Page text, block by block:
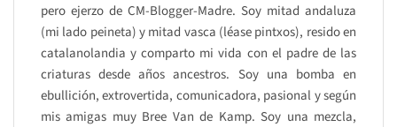
pero ejerzo de CM-Blogger-Madre. Soy mitad andaluza
(mi lado peineta) y mitad vasca (léase pintxos), resido en
catalanolandia y comparto mi vida con el padre de las
criaturas desde años ancestros. Soy una bomba en
ebullición, extrovertida, comunicadora, pasional y según
mis amigas muy Bree Van de Kamp. Soy una mezcla,